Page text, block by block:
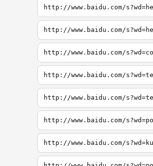
http://www.baidu.com/
http://www.baidu.com/
http://www.baidu.com/
http://www.baidu.com/
http://www.baidu.com/
http://www.baidu.com/
http://www.baidu.com/